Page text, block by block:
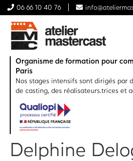
06 66 10 40 76
Organisme de formation pour
Paris
Nos stages intensifs sont dirigés par
de casting, des réalisateurs.trices et
Delphine